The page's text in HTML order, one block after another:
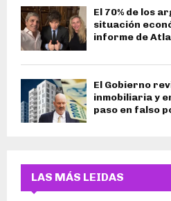
El 70% de los
situación
informe de
El Gobierno
inmobiliaria y
paso en falso
LAS MÁS LEIDAS